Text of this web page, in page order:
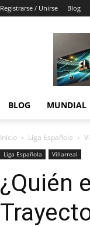
Registrarse / Unirse Blog
BLOG MUNDIAL
Inicio Liga Española
Liga Española Villarreal
¿Quién